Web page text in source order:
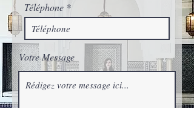
Téléphone
Votre Message